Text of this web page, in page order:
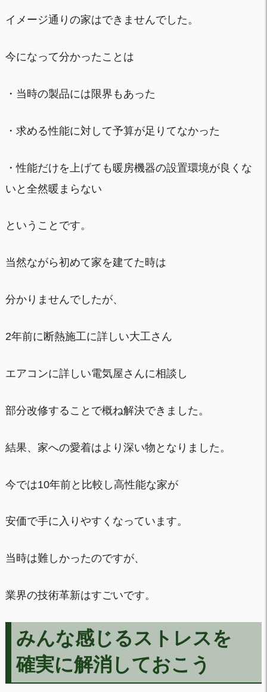
イメージ通りの家はできませんでした。
今になって分かったことは
・当時の製品には限界もあった
・求める性能に対して予算が足りてなかった
・性能だけを上げても暖房機器の設置環境が良くな
いと全然暖まらない
ということです。
当然ながら初めて家を建てた時は
分かりませんでしたが、
2年前に断熱施工に詳しい大工さん
エアコンに詳しい電気屋さんに相談し
部分改修することで概ね解決できました。
結果、家への愛着はより深い物となりました。
今では10年前と比較し高性能な家が
安価で手に入りやすくなっています。
当時は難しかったのですが、
業界の技術革新はすごいです。
みんな感じるストレスを
確実に解消しておこう